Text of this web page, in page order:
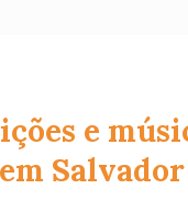
e
Salvador